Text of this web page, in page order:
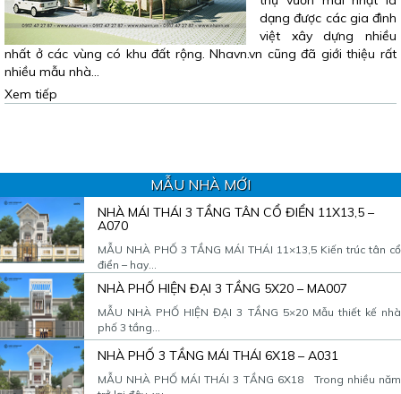
dạng được các gia đình
việt xây dựng nhiều
nhất ở các vùng có khu đất rộng. Nhavn.vn cũng đã giới thiệu rất
nhiều mẫu nhà…
Xem tiếp
MẪU NHÀ MỚI
NHÀ MÁI THÁI 3 TẦNG TÂN CỔ ĐIỂN 11X13,5 –
A070
MẪU NHÀ PHỐ 3 TẦNG MÁI THÁI 11×13,5 Kiến trúc tân cổ
điển – hay...
NHÀ PHỐ HIỆN ĐẠI 3 TẦNG 5X20 – MA007
MẪU NHÀ PHỐ HIỆN ĐẠI 3 TẦNG 5×20 Mẫu thiết kế nhà
phố 3 tầng...
NHÀ PHỐ 3 TẦNG MÁI THÁI 6X18 – A031
MẪU NHÀ PHỐ MÁI THÁI 3 TẦNG 6X18 Trong nhiều năm